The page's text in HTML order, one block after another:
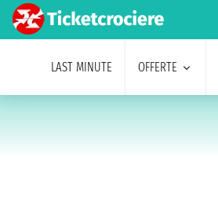
LAST MINUTE OFFERTE